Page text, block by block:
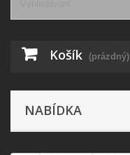
Košík (prázdný)
NABÍDKA